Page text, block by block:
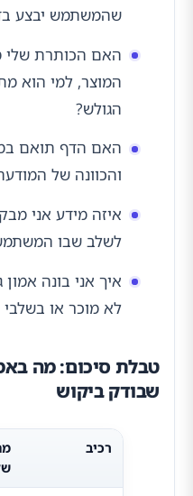
שהמשתמש יבצע
האם הכותרת שלי
המוצר, למי הוא
הגולש?
האם הדף תואם
והכוונה של
איזה מידע אני
לשלב שבו
איך אני בונה
לא מוכר או בשלבי
טבלת סיכום: מה
שבודק ביקוש
רכיב